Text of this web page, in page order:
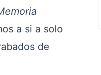
a si a solo
de